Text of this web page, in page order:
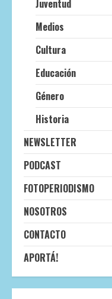
Juventud
Medios
Cultura
Educación
Género
Historia
NEWSLETTER
PODCAST
FOTOPERIODISMO
NOSOTROS
CONTACTO
APORTÁ!